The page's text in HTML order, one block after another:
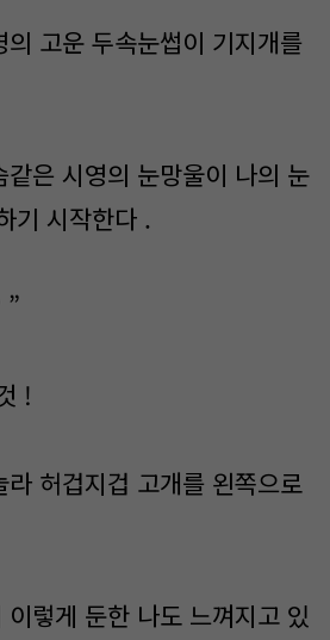
고운 두속눈썹이 기지개를
은 시영의 눈망울이 나의 눈
기 시작한다 .
”
!
허겁지겁 고개를 왼쪽으로
렇게 둔한 나도 느껴지고 있